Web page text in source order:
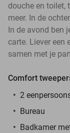
douche en toilet,
meer. In de
In de avond ben
carte. Liever een
samen met je
Comfort
2
Bureau
Badkamer